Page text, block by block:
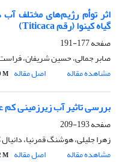
اثر توأم رژیم‌های مختلف
گیاه کینوا (رقم Titicaca)
صفحه177-191
صابر جمالی، حسین شریفان،
مشاهده مقاله
اصل مقاله M
بررسی تاثیر آب زیرزمینی کم
صفحه193-209
زهرا جلیلی، هوشنگ قمرنیا،
مشاهده مقاله
اصل مقاله M